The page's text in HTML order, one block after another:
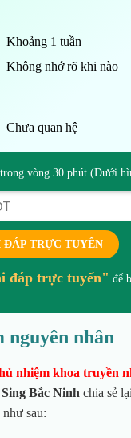
Khoảng 1 tuần
Không nhớ rõ khi nào
Chưa quan hệ
vòng 30 phút (Dưới
ĐÁP TRỰC TUYẾN
đáp trực tuyến" để
nhân
nhiệm khoa truyền
Bắc Ninh chia sẻ
sau: